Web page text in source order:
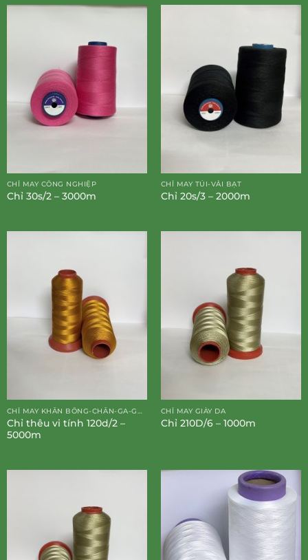
CHỈ MAY CÔNG NGHIỆP
Chỉ 30s/2 – 3000m
CHỈ MAY TÚI-VẢI BẠT
Chỉ 20s/3 – 2000m
CHỈ MAY KHĂN BÔNG-CHĂN-GA-GỐI-ĐỆM
Chỉ thêu vi tính 120d/2 –
5000m
CHỈ MAY GIÀY DA
Chỉ 210D/6 – 1000m